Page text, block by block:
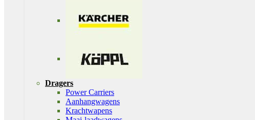
Dragers
Power Carriers
Aanhangwagens
Krachtwapens